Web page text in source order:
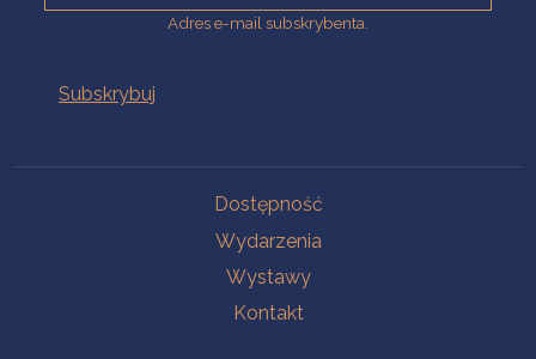
Adres e-mail subskrybenta.
Dostępność
Wydarzenia
Wystawy
Kontakt